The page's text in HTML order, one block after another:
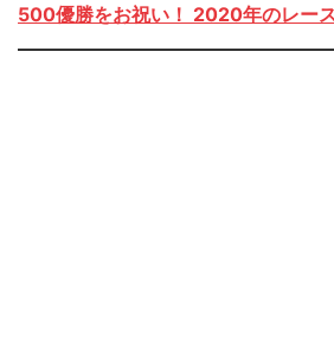
500優勝をお祝い！ 2020年のレー